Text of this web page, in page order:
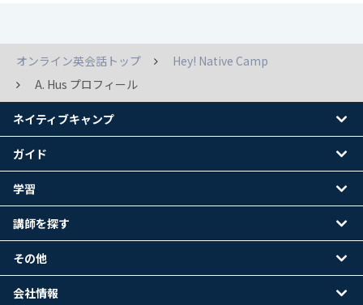
オンライン英会話トップ
Hey! Native Camp
A. Hus プロフィール
ネイティブキャンプ
ガイド
学習
講師を探す
その他
会社情報